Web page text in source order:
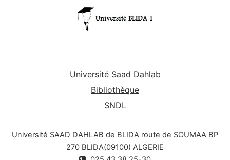
Université Saad Dahlab
Bibliothèque
SNDL
Université SAAD DAHLAB de BLIDA route de SOUMAA BP
270 BLIDA(09100) ALGERIE